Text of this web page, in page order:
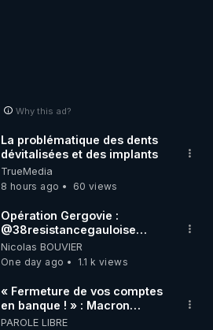
Why this ad?
La problématique des dents
dévitalisées et des implants
TrueMedia
8 hours ago
60 views
Opération Gergovie :
‪@38resistancegauloise‬
‪@MarionSigautOfficiel‬
‪@gladysriifard5710‬ Laëtitia
Nicolas BOUVIER
One day ago
1.1 k views
« Fermeture de vos comptes
en banque ! » : Macron
impose une loi folle !
PAROLE LIBRE